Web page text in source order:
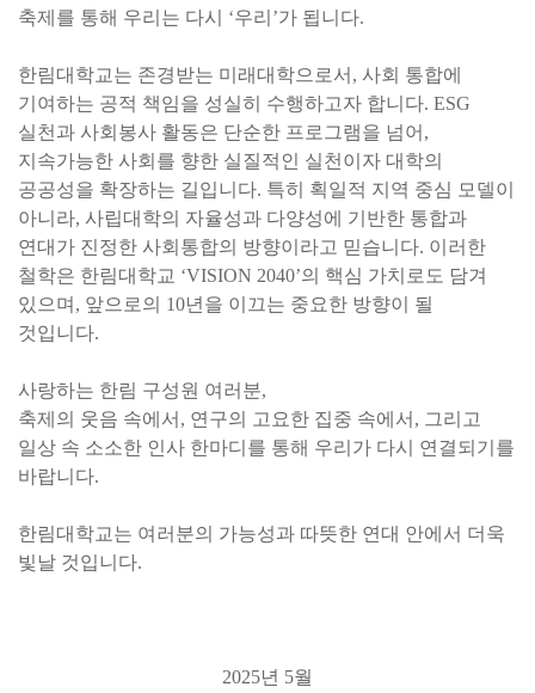
축제를 통해 우리는 다시 ‘우리 ’가 됩니다.
한림대학교는 존경받는 미래대학으로서 , 사회 통합에
기여하는 공적 책임을 성실히 수행하고자 합니다. ESG
실천과 사회봉사 활동은 단순한 프로그램을 넘어 ,
지속가능한 사회를 향한 실질적인 실천이자 대학의
공공성을 확장하는 길입니다. 특히 획일적 지역 중심 모델이
아니라, 사립대학의 자율성과 다양성에 기반한 통합과
연대가 진정한 사회통합의 방향이라고 믿습니다. 이러한
철학은 한림대학교 ‘VISION 2040’의 핵심 가치로도 담겨
있으며 , 앞으로의 10년을 이끄는 중요한 방향이 될
것입니다.
사랑하는 한림 구성원 여러분,
축제의 웃음 속에서 , 연구의 고요한 집중 속에서 , 그리고
일상 속 소소한 인사 한마디를 통해 우리가 다시 연결되기를
바랍니다.
한림대학교는 여러분의 가능성과 따뜻한 연대 안에서 더욱
빛날 것입니다.
2025년 5월